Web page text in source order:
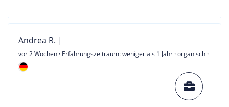
Andrea R. |
vor 2 Wochen · Erfahrungszeitraum: weniger als 1 Jahr · organisch ·